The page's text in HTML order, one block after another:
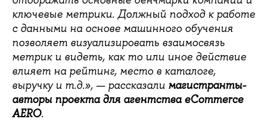
ключевые метрики. Должный подход к работе
с данными на основе машинного обучения
позволяет визуализировать взаимосвязь
метрик и видеть, как то или иное действие
влияет на рейтинг, место в каталоге,
выручку и т.д.», — рассказали магистранты-
авторы проекта для агентства eCommerce
AERO.